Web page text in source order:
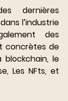
dernières
l’industrie
des
concrètes de
le
Les NFts, et